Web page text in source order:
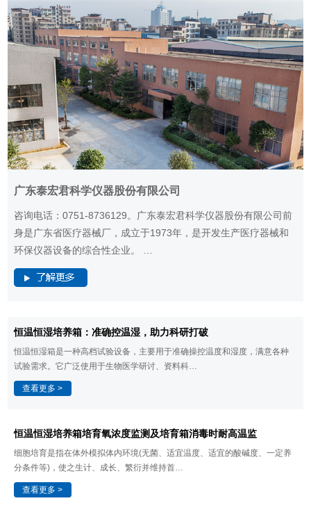
广东泰宏君科学仪器股份有限公司
咨询电话：0751-8736129。广东泰宏君科学仪器股份有限公司前
身是广东省医疗器械厂，成立于1973年，是开发生产医疗器械和
环保仪器设备的综合性企业。 …
​恒温恒湿培养箱：准确控温湿，助力科研打破
恒温恒湿箱是一种高档试验设备，主要用于准确操控温度和湿度，满意各种
试验需求。它广泛使用于生物医学研讨、资料科…
查看更多 >
恒温恒湿培养箱​培育氧浓度监测及培育箱消毒时耐高温监
细胞培育是指在体外模拟体内环境(无菌、适宜温度、适宜的酸碱度、一定养
分条件等)，使之生计、成长、繁衍并维持首…
查看更多 >